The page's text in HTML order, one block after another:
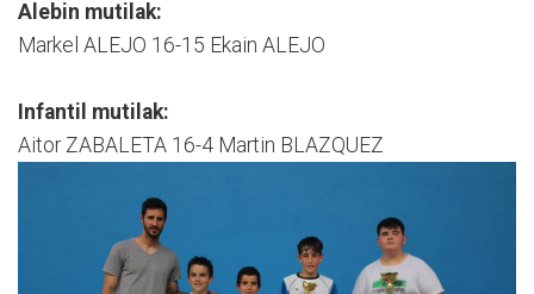
Alebin mutilak:
Markel ALEJO 16-15 Ekain ALEJO
Infantil mutilak:
Aitor ZABALETA 16-4 Martin BLAZQUEZ